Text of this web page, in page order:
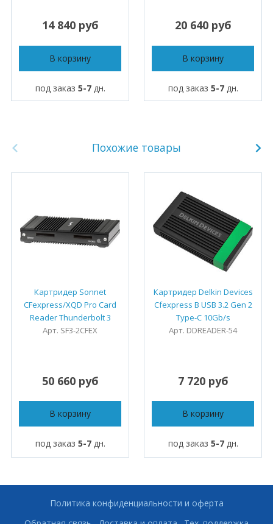
14 840 руб
В корзину
под заказ 5-7дн.
20 640 руб
В корзину
под заказ 5-7дн.
Похожие товары
Картридер Sonnet
CFexpress/XQD Pro Card
Reader Thunderbolt 3
Арт. SF3-2CFEX
50 660 руб
В корзину
под заказ 5-7дн.
Картридер Delkin Devices
Cfexpress B USB 3.2 Gen 2
Type-C 10Gb/s
Арт. DDREADER-54
7 720 руб
В корзину
под заказ 5-7дн.
Политика конфиденциальности и оферта